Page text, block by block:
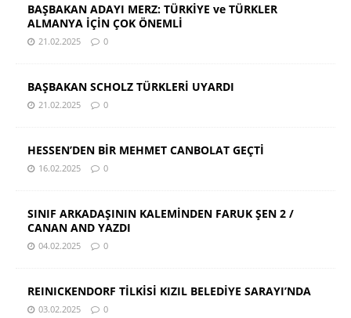
BAŞBAKAN ADAYI MERZ: TÜRKİYE ve TÜRKLER
ALMANYA İÇİN ÇOK ÖNEMLİ
21.02.2025 0
BAŞBAKAN SCHOLZ TÜRKLERİ UYARDI
21.02.2025 0
HESSEN’DEN BİR MEHMET CANBOLAT GEÇTİ
16.02.2025 0
SINIF ARKADAŞININ KALEMİNDEN FARUK ŞEN 2 /
CANAN AND YAZDI
04.02.2025 0
REINICKENDORF TİLKİSİ KIZIL BELEDİYE SARAYI’NDA
03.02.2025 0